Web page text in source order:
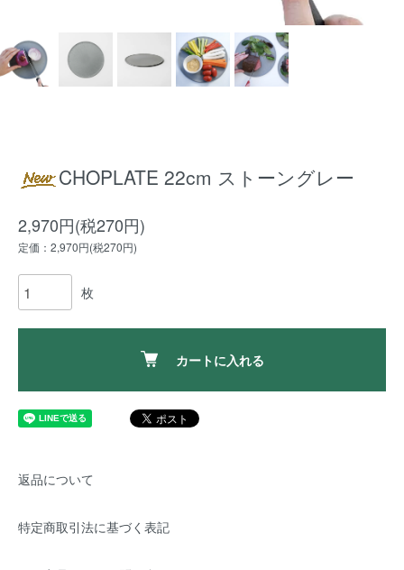
CHOPLATE 22cm ストーングレー
2,970円(税270円)
定価：2,970円(税270円)
枚
カートに入れる
返品について
特定商取引法に基づく表記